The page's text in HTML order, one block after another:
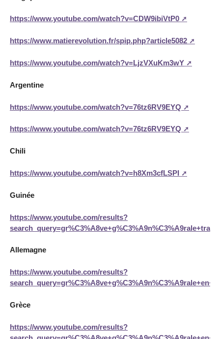
https://www.youtube.com/watch?v=CDW9ibiVtP0
https://www.matierevolution.fr/spip.php?article5082
https://www.youtube.com/watch?v=LjzVXuKm3wY
Argentine
https://www.youtube.com/watch?v=76tz6RV9EYQ
https://www.youtube.com/watch?v=76tz6RV9EYQ
Chili
https://www.youtube.com/watch?v=h8Xm3cfLSPI
Guinée
https://www.youtube.com/results?
Allemagne
https://www.youtube.com/results?
Grèce
https://www.youtube.com/results?